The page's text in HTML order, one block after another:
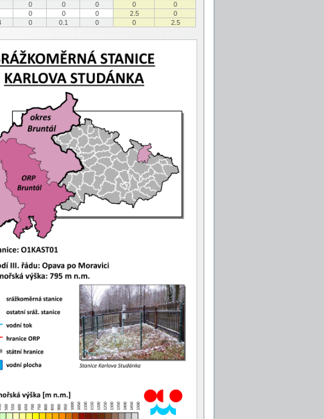
0 0 0 0
0
0 0 0 2.5
0
0 0.1 0 0 2.5